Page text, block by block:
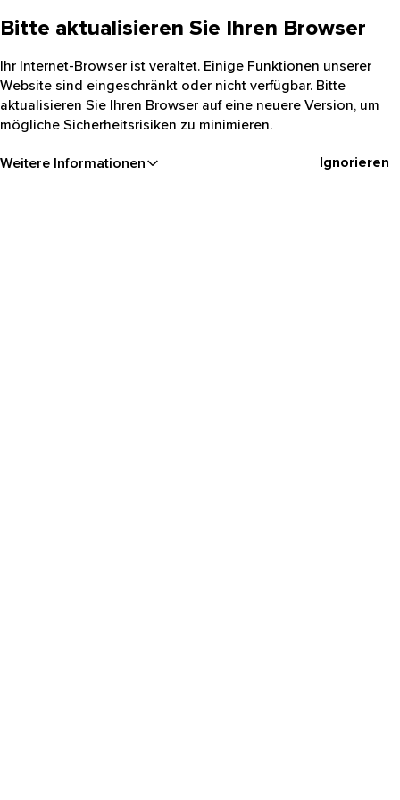
Bitte aktualisieren Sie Ihren Browser
Ihr Internet-Browser ist veraltet. Einige Funktionen unserer
Website sind eingeschränkt oder nicht verfügbar. Bitte
aktualisieren Sie Ihren Browser auf eine neuere Version, um
mögliche Sicherheitsrisiken zu minimieren.
Weitere Informationen Ignorieren